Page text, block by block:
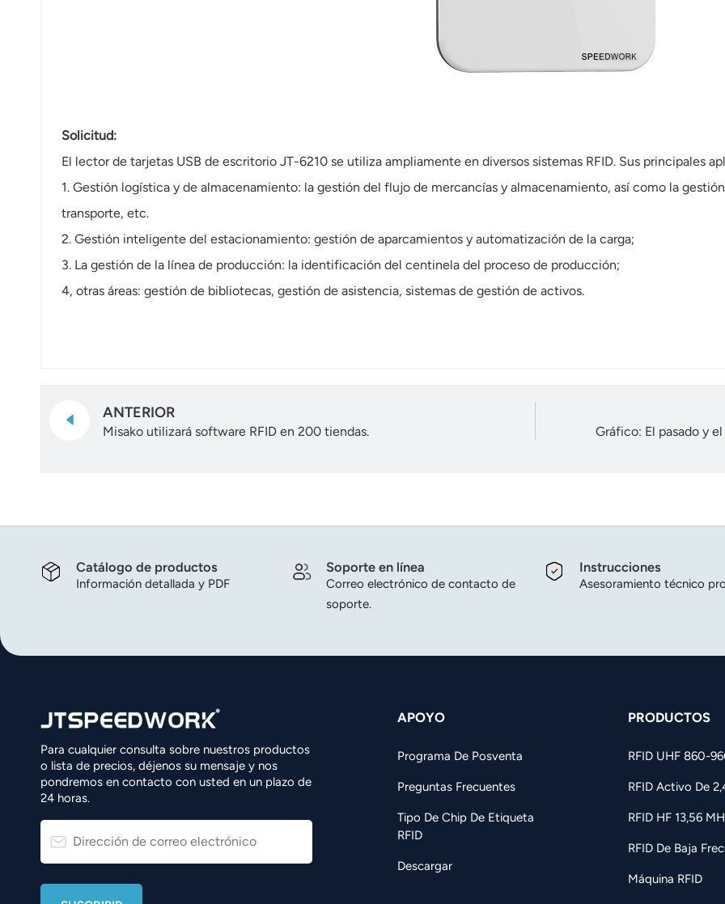
Solicitud:
El lector de tarjetas USB de escritorio JT-6210 se utiliza ampliamente en diversos sistemas RFID. Sus principales
1. Gestión logística y de almacenamiento: la gestión del flujo de mercancías y almacenamiento, así como la
transporte, etc.
2. Gestión inteligente del estacionamiento: gestión de aparcamientos y automatización de la carga;
3. La gestión de la línea de producción: la identificación del centinela del proceso de producción;
4, otras áreas: gestión de bibliotecas, gestión de asistencia, sistemas de gestión de activos.
ANTERIOR
Misako utilizará software RFID en 200 tiendas. Gráfico: El pasado y
Catálogo de productos
Información detallada y PDF
Soporte en línea
Correo electrónico de contacto de
soporte.
Instrucciones
Asesoramiento técnico
Para cualquier consulta sobre nuestros productos
o lista de precios, déjenos su mensaje y nos
pondremos en contacto con usted en un plazo de
24 horas.
APOYO
Programa De Posventa
Preguntas Frecuentes
Tipo De Chip De Etiqueta
RFID
Descargar
PRODUCTOS
RFID UHF 860-
RFID Activo De
RFID HF 13,56
RFID De Baja
Máquina RFID